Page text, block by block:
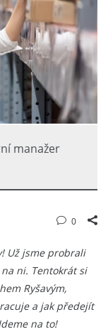
manažer
0
Už jsme probrali
ni. Tentokrát si
Ryšavým,
a jak předejít
na to!